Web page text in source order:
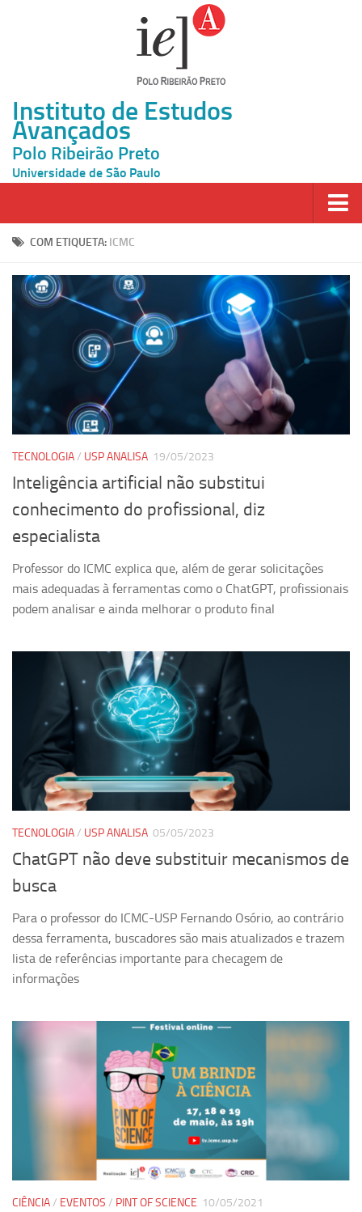
Instituto de Estudos
Avançados
Polo Ribeirão Preto
Universidade de São Paulo
Página Inicial
Inscrição
Atividades
Cátedras
Grupos de Estudo
em Saúde com foco em Populações Vulneráveis
(Confluencia)
Grupos de Pesquisa
Criminologia Experimental e Segurança Pública
Grupo de Pesquisa GPUBLIC – Centro de Estudos em Gestão
e Políticas Públicas Contemporâneas
Grupos de pesquisa encerrados
Ano Sabático
Daniel Domingues dos Santos
Programas Ano Sabático Encerrados
Cíntia Rosa Pereira de Lima
Cristina Godoy Bernardo de Oliveira (FDRP)
Evandro Eduardo Seron Ruiz
Fernando de Lima Caneppele
Geciane Silveira Porto
Professores Seniores Encerrados
Institucional
Polo Ribeirão Preto
Equipe
Estrutura do polo
Espaço de Eventos
COM ETIQUETA: ICMC
TECNOLOGIA/ USP ANALISA 19/05/2023
Inteligência artificial não substitui
conhecimento do profissional, diz
especialista
Professor do ICMC explica que, além de gerar solicitações
mais adequadas à ferramentas como o ChatGPT, profissionais
podem analisar e ainda melhorar o produto final
TECNOLOGIA/ USP ANALISA 05/05/2023
ChatGPT não deve substituir mecanismos de
busca
Para o professor do ICMC-USP Fernando Osório, ao contrário
dessa ferramenta, buscadores são mais atualizados e trazem
lista de referências importante para checagem de
informações
CIÊNCIA/ EVENTOS / PINT OF SCIENCE 10/05/2021